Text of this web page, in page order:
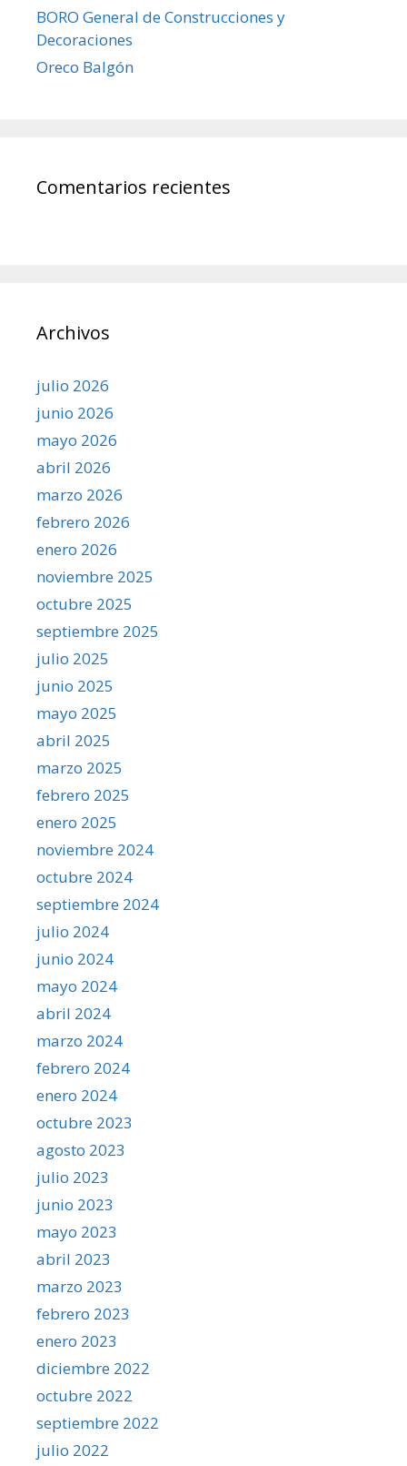
BORO General de Construcciones y
Decoraciones
Oreco Balgón
Comentarios recientes
Archivos
julio 2026
junio 2026
mayo 2026
abril 2026
marzo 2026
febrero 2026
enero 2026
noviembre 2025
octubre 2025
septiembre 2025
julio 2025
junio 2025
mayo 2025
abril 2025
marzo 2025
febrero 2025
enero 2025
noviembre 2024
octubre 2024
septiembre 2024
julio 2024
junio 2024
mayo 2024
abril 2024
marzo 2024
febrero 2024
enero 2024
octubre 2023
agosto 2023
julio 2023
junio 2023
mayo 2023
abril 2023
marzo 2023
febrero 2023
enero 2023
diciembre 2022
octubre 2022
septiembre 2022
julio 2022